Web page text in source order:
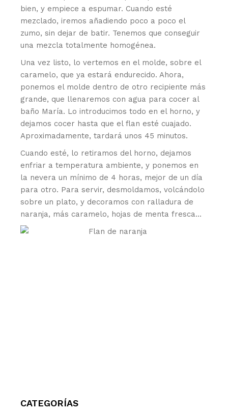
bien, y empiece a espumar. Cuando esté
mezclado, iremos añadiendo poco a poco el
zumo, sin dejar de batir. Tenemos que conseguir
una mezcla totalmente homogénea.
Una vez listo, lo vertemos en el molde, sobre el
caramelo, que ya estará endurecido. Ahora,
ponemos el molde dentro de otro recipiente más
grande, que llenaremos con agua para cocer al
baño María. Lo introducimos todo en el horno, y
dejamos cocer hasta que el flan esté cuajado.
Aproximadamente, tardará unos 45 minutos.
Cuando esté, lo retiramos del horno, dejamos
enfriar a temperatura ambiente, y ponemos en
la nevera un mínimo de 4 horas, mejor de un día
para otro. Para servir, desmoldamos, volcándolo
sobre un plato, y decoramos con ralladura de
naranja, más caramelo, hojas de menta fresca…
CATEGORÍAS